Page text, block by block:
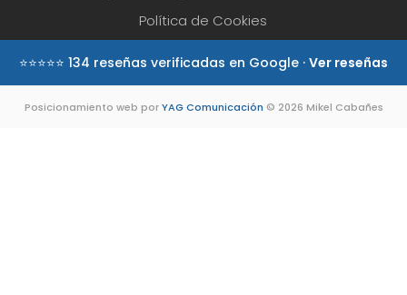
Política de Cookies
⭐⭐⭐⭐⭐ 134 reseñas verificadas en Google · Ver reseñas
Posicionamiento web porYAG Comunicación © 2026 Mikel Cabañes